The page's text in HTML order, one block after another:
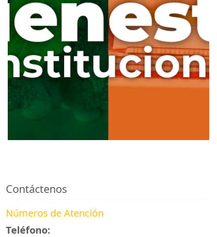
Contáctenos
Números de Atención
Teléfono: